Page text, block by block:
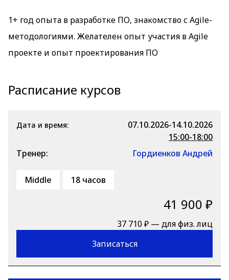
1+ год опыта в разработке ПО, знакомство с Agile-
методологиями. Желателен опыт участия в Agile
проекте и опыт проектирования ПО
Расписание курсов
Дата и время:
07.10.2026-14.10.2026
15:00-18:00
Тренер:
Гордиенков Андрей
Middle 18 часов
41 900 ₽
37 710 ₽ — для физ. лиц
Записаться